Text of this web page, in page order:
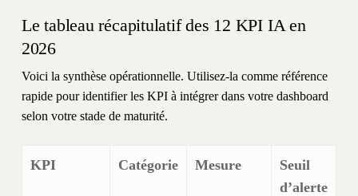
Le tableau récapitulatif des 12 KPI IA en
2026
Voici la synthèse opérationnelle. Utilisez-la comme référence
rapide pour identifier les KPI à intégrer dans votre dashboard
selon votre stade de maturité.
KPI Catégorie Mesure
Seuil
d’alerte